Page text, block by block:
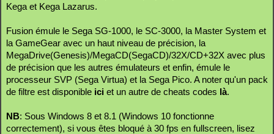
Kega et Kega Lazarus.
Fusion émule le Sega SG-1000, le SC-3000, la Master System et
la GameGear avec un haut niveau de précision, la
MegaDrive(Genesis)/MegaCD(SegaCD)/32X/CD+32X avec plus
de précision que les autres émulateurs et enfin, émule le
processeur SVP (Sega Virtua) et la Sega Pico. A noter qu'un pack
de filtre est disponible ici et un autre de cheats codes là.
NB: Sous Windows 8 et 8.1 (Windows 10 fonctionne
correctement), si vous êtes bloqué à 30 fps en fullscreen, lisez